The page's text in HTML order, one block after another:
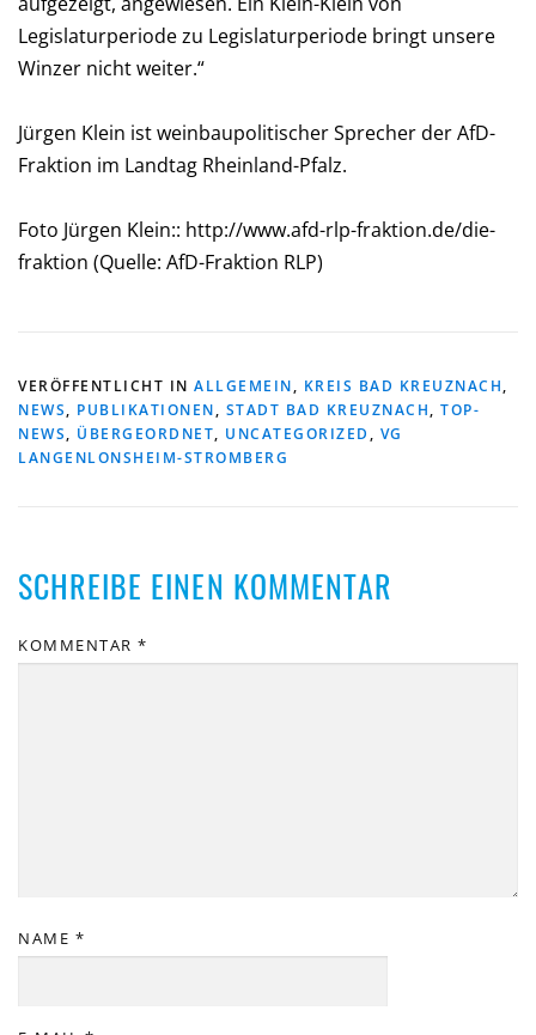
Legislaturperiode zu Legislaturperiode bringt unsere
Winzer nicht weiter.“
Jürgen Klein ist weinbaupolitischer Sprecher der AfD-
Fraktion im Landtag Rheinland-Pfalz.
Foto Jürgen Klein:: http://www.afd-rlp-fraktion.de/die-
fraktion (Quelle: AfD-Fraktion RLP)
VERÖFFENTLICHT IN ALLGEMEIN, KREIS BAD KREUZNACH,
NEWS, PUBLIKATIONEN, STADT BAD KREUZNACH, TOP-
NEWS, ÜBERGEORDNET, UNCATEGORIZED , VG
LANGENLONSHEIM-STROMBERG
SCHREIBE EINEN KOMMENTAR
KOMMENTAR *
NAME *